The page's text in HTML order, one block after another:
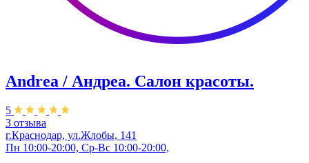
Andrea / Андреа. Салон красоты.
5
3 отзыва
г.Краснодар, ул.Жлобы, 141
Пн 10:00-20:00, Ср-Вс 10:00-20:00,